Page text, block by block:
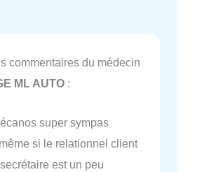
commentaires du médecin
ML AUTO :
super sympas
si le relationnel client
est un peu